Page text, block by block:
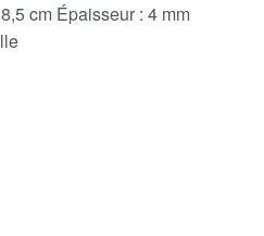
cm Épaisseur : 4 mm